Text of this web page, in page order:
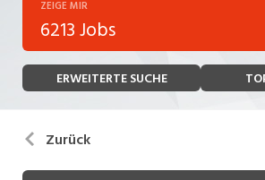
Temporär (befristet)
Freelance
Praktikum
Bank, Versicherung
Bau, Handwerk, Elektro
Bildung, Kunst, Design, Soziale
ZEIGE MIR
6213 Jobs
ERWEITERTE SUCHE
Zurück